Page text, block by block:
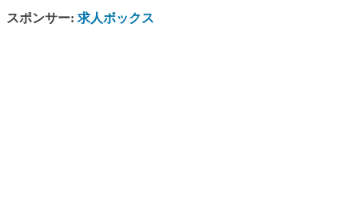
スポンサー: 求人ボックス